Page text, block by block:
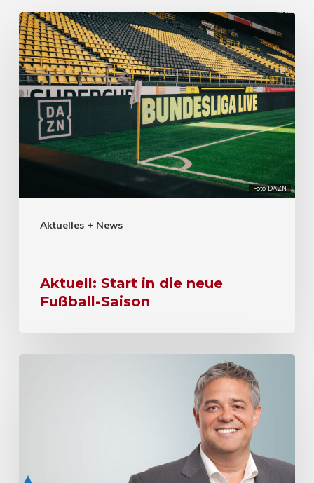
Foto: DAZN
Aktuelles + News
Aktuell: Start in die neue
Fußball-Saison